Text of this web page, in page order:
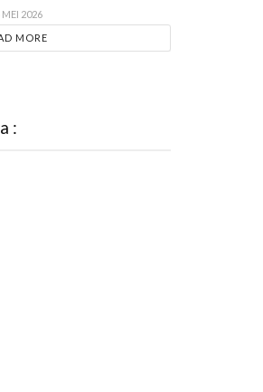
MEI 2026
MORE
: